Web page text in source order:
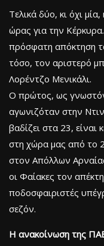
Τελικά δύο, κι όχι
ώρας για την
πρόσφατη απόκτηση
τόσο, τον αριστερό
Λορέντζο Μενικάλι.
Ο πρώτος, ως
αγωνιζόταν στην
βαδίζει στα 23, είναι
στη χώρα μας από το
στον Απόλλων
οι Φαίακες τον
ποδοσφαιριστές
σεζόν.
Η ανακοίνωση της